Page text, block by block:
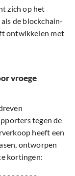
zich op het
de blockchain-
ontwikkelen met
vroege
tegen de
heeft een
ontworpen
kortingen: